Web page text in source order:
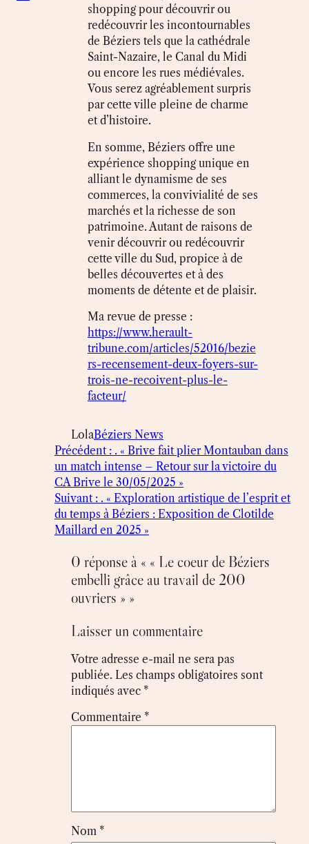
shopping pour découvrir ou
redécouvrir les incontournables
de Béziers tels que la cathédrale
Saint-Nazaire, le Canal du Midi
ou encore les rues médiévales.
Vous serez agréablement surpris
par cette ville pleine de charme
et d’histoire.
En somme, Béziers offre une
expérience shopping unique en
alliant le dynamisme de ses
commerces, la convivialité de ses
marchés et la richesse de son
patrimoine. Autant de raisons de
venir découvrir ou redécouvrir
cette ville du Sud, propice à de
belles découvertes et à des
moments de détente et de plaisir.
Ma revue de presse :
https://www.herault-
tribune.com/articles/52016/bezie
rs-recensement-deux-foyers-sur-
trois-ne-recoivent-plus-le-
facteur/
LolaBéziers News
Précédent : . « Brive fait plier Montauban dans
un match intense – Retour sur la victoire du
CA Brive le 30/05/2025 »
Suivant : . « Exploration artistique de l’esprit et
du temps à Béziers : Exposition de Clotilde
Maillard en 2025 »
0 réponse à « « Le coeur de Béziers
embelli grâce au travail de 200
ouvriers » »
Laisser un commentaire
Votre adresse e-mail ne sera pas
publiée. Les champs obligatoires sont
indiqués avec *
Commentaire *
Nom *